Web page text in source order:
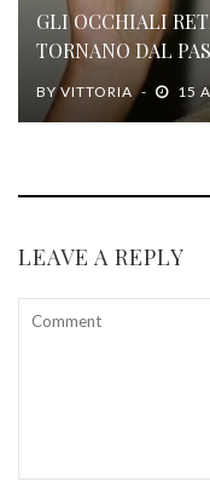
GLI OCCHIALI
TORNANO DAL
BYVITTORIA 15
LEAVE A REPLY